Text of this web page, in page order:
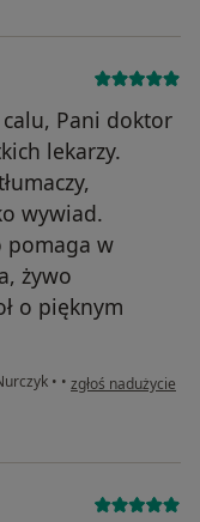
Pani doktor
lekarzy.
wywiad.
pomaga w
żywo
o pięknym
• • w opinii
zgłoś nadużycie